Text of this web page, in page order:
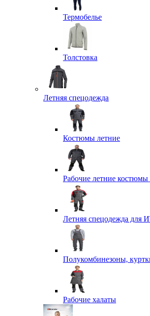
Термобелье
Толстовка
Летняя спецодежда
Костюмы летние
Рабочие летние костюмы
Летняя спецодежда для
Полукомбинезоны,
Рабочие халаты